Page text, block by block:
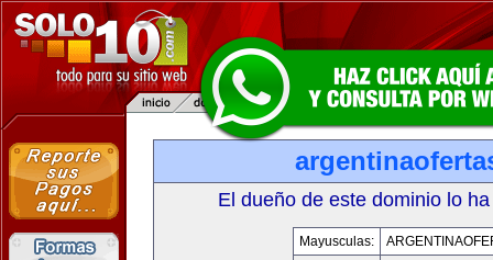
El dueño de este dominio lo
Mayusculas: